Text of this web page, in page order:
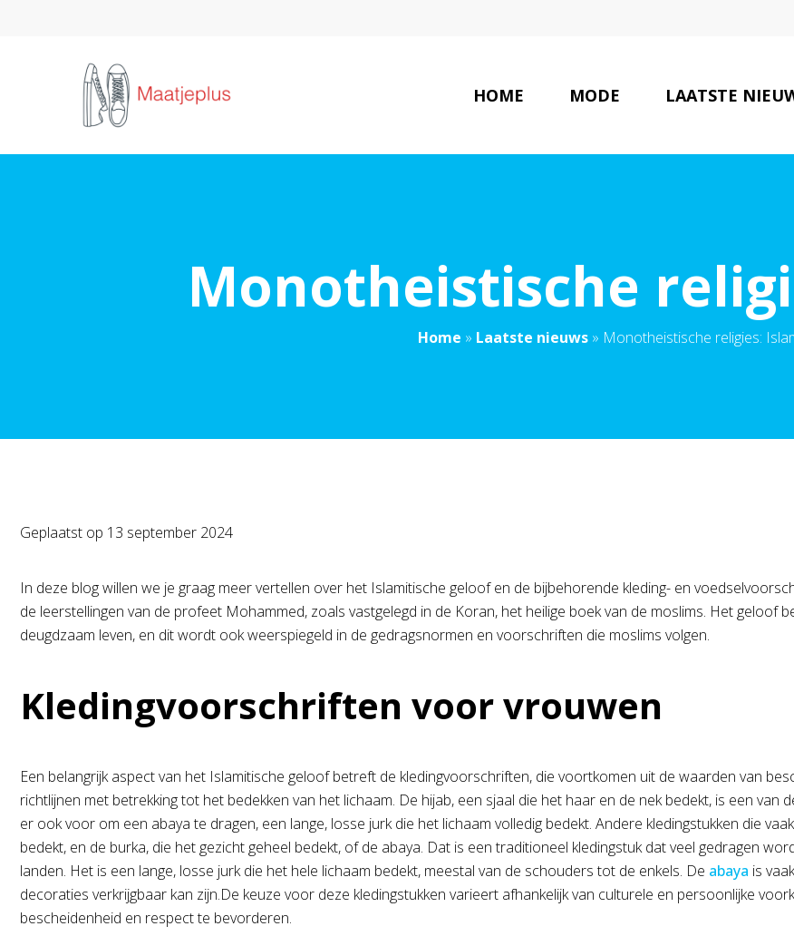
HOME MODE LAATSTE
Monotheistische
Home » Laatste nieuws » Monotheistische religies:
Geplaatst op 13 september 2024
In deze blog willen we je graag meer vertellen over het Islamitische geloof en de bijbehorende kleding- en
de leerstellingen van de profeet Mohammed, zoals vastgelegd in de Koran, het heilige boek van de moslims. Het geloof
deugdzaam leven, en dit wordt ook weerspiegeld in de gedragsnormen en voorschriften die moslims volgen.
Kledingvoorschriften voor vrouwen
Een belangrijk aspect van het Islamitische geloof betreft de kledingvoorschriften, die voortkomen uit de waarden van
richtlijnen met betrekking tot het bedekken van het lichaam. De hijab, een sjaal die het haar en de nek bedekt, is een van
er ook voor om een abaya te dragen, een lange, losse jurk die het lichaam volledig bedekt. Andere kledingstukken die
bedekt, en de burka, die het gezicht geheel bedekt, of de abaya. Dat is een traditioneel kledingstuk dat veel gedragen
landen. Het is een lange, losse jurk die het hele lichaam bedekt, meestal van de schouders tot de enkels. De abaya is
decoraties verkrijgbaar kan zijn.De keuze voor deze kledingstukken varieert afhankelijk van culturele en persoonlijke
bescheidenheid en respect te bevorderen.